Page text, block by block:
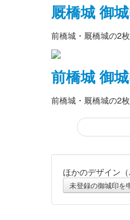
厩橋城 御
前橋城・厩橋城の2
前橋城 御
前橋城・厩橋城の2
厩橋城 御
ほかのデザイン
未登録の御城印を